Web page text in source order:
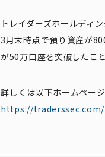
トレイダーズホールディ
3月末時点で預り資産が
が50万口座を突破したこ
詳しくは以下ホームペー
https://